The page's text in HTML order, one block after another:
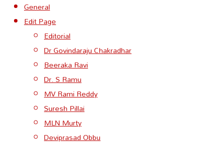
General
Edit Page
Editorial
Dr Govindaraju Chakradhar
Beeraka Ravi
Dr. S Ramu
MV Rami Reddy
Suresh Pillai
MLN Murty
Deviprasad Obbu